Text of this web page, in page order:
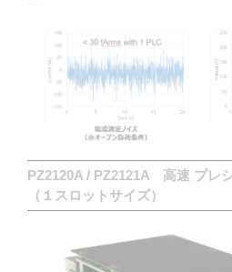
PZ2120A / PZ2121A 高速 プレ
（１スロットサイズ）